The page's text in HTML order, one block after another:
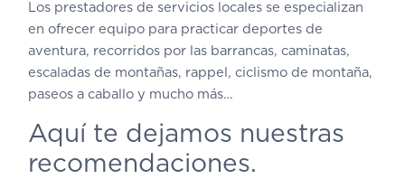
Los prestadores de servicios locales se especializan
en ofrecer equipo para practicar deportes de
aventura, recorridos por las barrancas, caminatas,
escaladas de montañas, rappel, ciclismo de montaña,
paseos a caballo y mucho más…
Aquí te dejamos nuestras
recomendaciones.